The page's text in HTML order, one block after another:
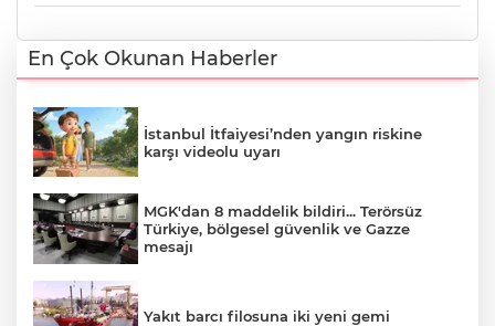
En Çok Okunan Haberler
İstanbul İtfaiyesi’nden yangın riskine
karşı videolu uyarı
MGK'dan 8 maddelik bildiri... Terörsüz
Türkiye, bölgesel güvenlik ve Gazze
mesajı
Yakıt barcı filosuna iki yeni gemi